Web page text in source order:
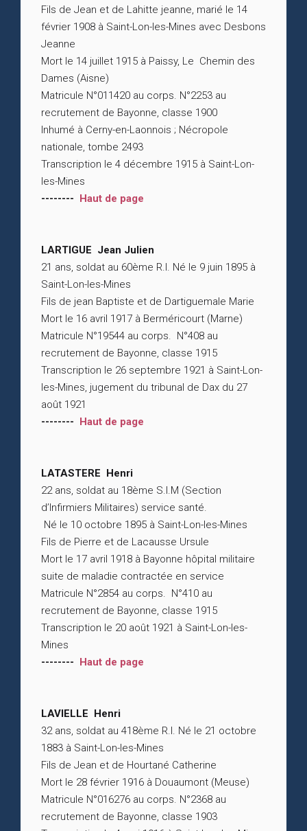
Fils de Jean et de Lahitte jeanne, marié le 14
février 1908 à Saint-Lon-les-Mines avec Desbons
Jeanne
Mort le 14 juillet 1915 à Paissy, Le Chemin des
Dames (Aisne)
Matricule N°011420 au corps. N°2253 au
recrutement de Bayonne, classe 1900
Inhumé à Cerny-en-Laonnois ; Nécropole
nationale, tombe 2493
Transcription le 4 décembre 1915 à Saint-Lon-
les-Mines
-------- Haut de page
LARTIGUE Jean Julien
21 ans, soldat au 60ème R.I. Né le 9 juin 1895 à
Saint-Lon-les-Mines
Fils de jean Baptiste et de Dartiguemale Marie
Mort le 16 avril 1917 à Berméricourt (Marne)
Matricule N°19544 au corps. N°408 au
recrutement de Bayonne, classe 1915
Transcription le 26 septembre 1921 à Saint-Lon-
les-Mines, jugement du tribunal de Dax du 27
août 1921
-------- Haut de page
LATASTERE Henri
22 ans, soldat au 18ème S.I.M (Section
d’Infirmiers Militaires) service santé.
Né le 10 octobre 1895 à Saint-Lon-les-Mines
Fils de Pierre et de Lacausse Ursule
Mort le 17 avril 1918 à Bayonne hôpital militaire
suite de maladie contractée en service
Matricule N°2854 au corps. N°410 au
recrutement de Bayonne, classe 1915
Transcription le 20 août 1921 à Saint-Lon-les-
Mines
-------- Haut de page
LAVIELLE Henri
32 ans, soldat au 418ème R.I. Né le 21 octobre
1883 à Saint-Lon-les-Mines
Fils de Jean et de Hourtané Catherine
Mort le 28 février 1916 à Douaumont (Meuse)
Matricule N°016276 au corps. N°2368 au
recrutement de Bayonne, classe 1903